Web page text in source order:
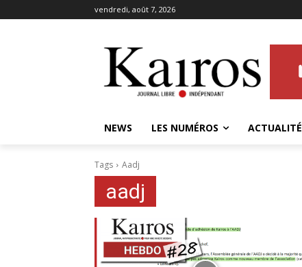
vendredi, août 7, 2026
NEWS LES NUMÉROS ACTUALITÉ
Tags Aadj
aadj